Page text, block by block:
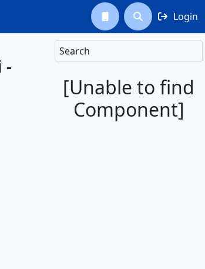
  Login
Search
[Unable to find
Component]
-